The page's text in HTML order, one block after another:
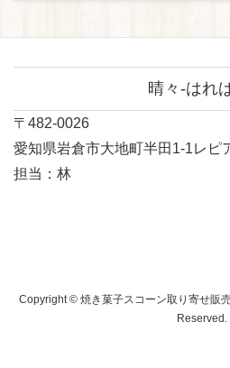
晴々-はれ
〒482-0026
愛知県岩倉市大地町半田1-1レピ
担当：林
Copyright © 焼き菓子スコーン取り寄せ販
Reserved.